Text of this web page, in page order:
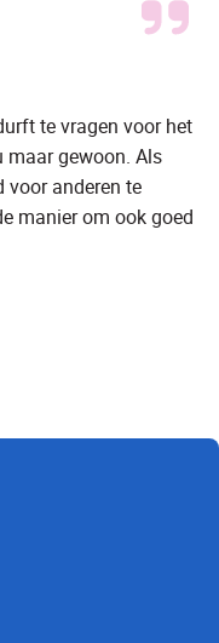
te vragen voor het
maar gewoon. Als
voor anderen te
manier om ook goed